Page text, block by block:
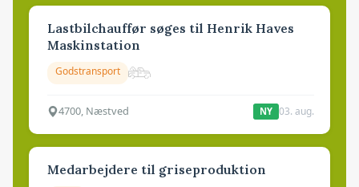
Lastbilchauffør søges til Henrik Haves
Maskinstation
Godstransport
4700, Næstved NY 03. aug.
Medarbejdere til griseproduktion